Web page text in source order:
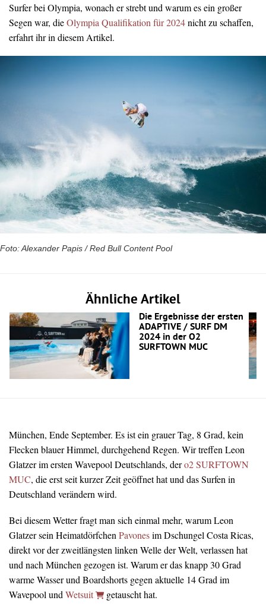
Surfer bei Olympia, wonach er strebt und warum es ein großer
Segen war, dieOlympia Qualifikation für 2024nicht zu schaffen,
erfahrt ihr in diesem Artikel.
Foto: Alexander Papis / Red Bull Content Pool
Ähnliche Artikel
Die Ergebnisse der ersten
ADAPTIVE / SURF DM
2024 in der O2
SURFTOWN MUC
München, Ende September. Es ist ein grauer Tag, 8 Grad, kein
Flecken blauer Himmel, durchgehend Regen. Wir treffen Leon
Glatzer im ersten Wavepool Deutschlands, dero2 SURFTOWN
MUC, die erst seit kurzer Zeit geöffnet hat und das Surfen in
Deutschland verändern wird.
Bei diesem Wetter fragt man sich einmal mehr, warum Leon
Glatzer sein HeimatdörfchenPavonesim Dschungel Costa Ricas,
direkt vor der zweitlängsten linken Welle der Welt, verlassen hat
und nach München gezogen ist. Warum er das knapp 30 Grad
warme Wasser und Boardshorts gegen aktuelle 14 Grad im
Wavepool undWetsuit getauscht hat.